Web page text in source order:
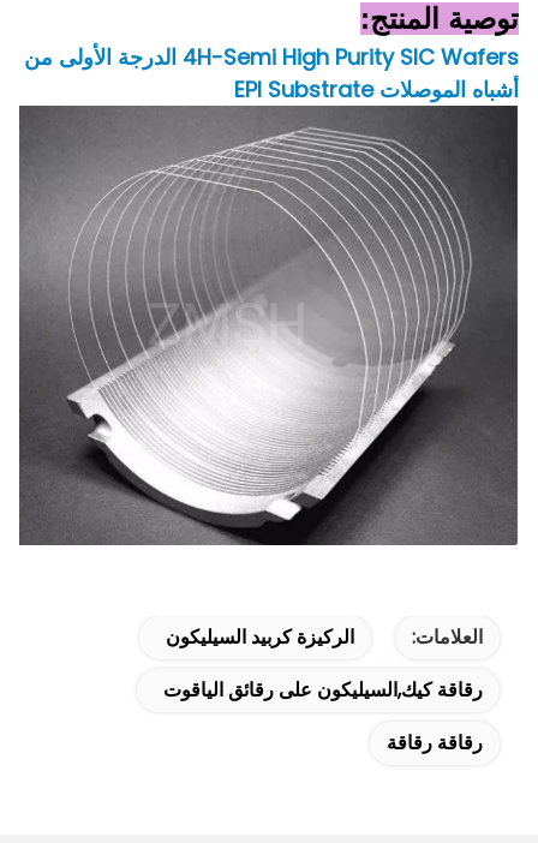
توصية المنتج:
4H-Semi High Purity SIC Wafers الدرجة الأولى من
أشباه الموصلات EPI Substrate
العلامات:
الركيزة كربيد السيليكون
رقاقة كيك,السيليكون على رقائق الياقوت
رقاقة رقاقة